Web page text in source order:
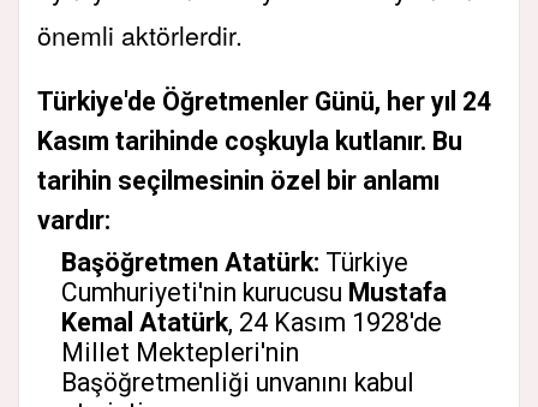
önemli aktörlerdir.
Türkiye'de Öğretmenler Günü, her yıl 24
Kasım tarihinde coşkuyla kutlanır. Bu
tarihin seçilmesinin özel bir anlamı
vardır:
Başöğretmen Atatürk: Türkiye
Cumhuriyeti'nin kurucusu Mustafa
Kemal Atatürk, 24 Kasım 1928'de
Millet Mektepleri'nin
Başöğretmenliği unvanını kabul